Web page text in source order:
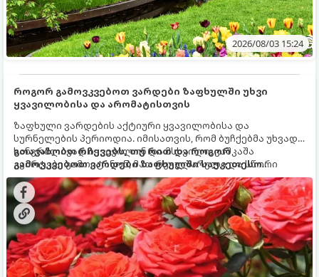
2026/08/03 15:24
როგორ გამოვკვებოთ ვარდები ზაფხულში უხვი
ყვავილობისა და არომატისთვის
ზაფხული ვარდების აქტიური ყვავილობისა და
სურნელების პერიოდია. იმისათვის, რომ ბუჩქებმა უხვად,
ხანგრძლივად იყვავილონ და მსხვილი, კაშკაშა
კვირტები გამოიტანონ, მათ რეგულარული და სწორი
გამოკვება სჭირდებათ. ზაფხულის პერიოდში მცენარის
მოთხოვნილებები იცვლება, ამიტომ მნიშვნელოვანია
ვიცოდეთ, რომელი სასუქები გამოიყენება ამ დროს.
გთავაზობთ რჩევებს, თუ რით და როგორ
გამოვკვებოთ ვარდები ზაფხულში საუკეთესო
შედეგის მისაღწევად: